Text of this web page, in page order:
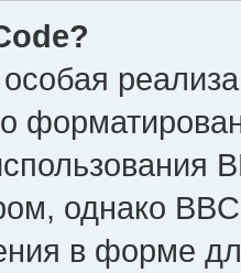
однако
в форме